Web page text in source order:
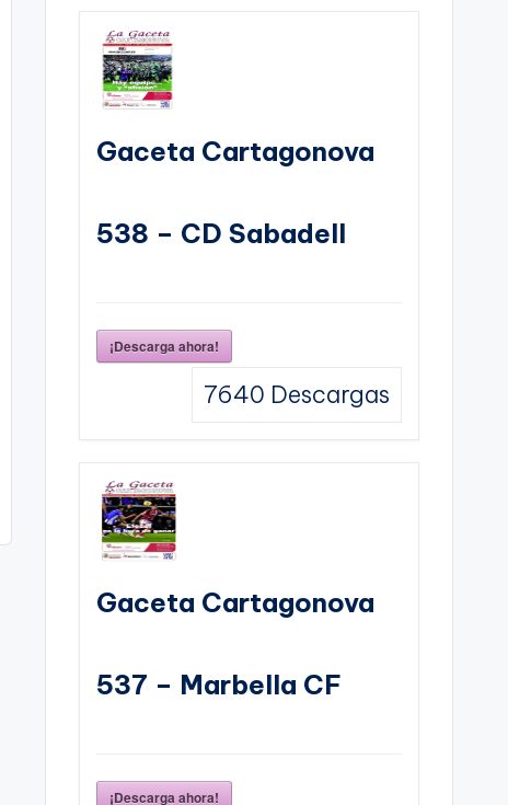
Gaceta Cartagonova
538 – CD Sabadell
¡Descarga ahora!
7640 Descargas
Gaceta Cartagonova
537 – Marbella CF
¡Descarga ahora!